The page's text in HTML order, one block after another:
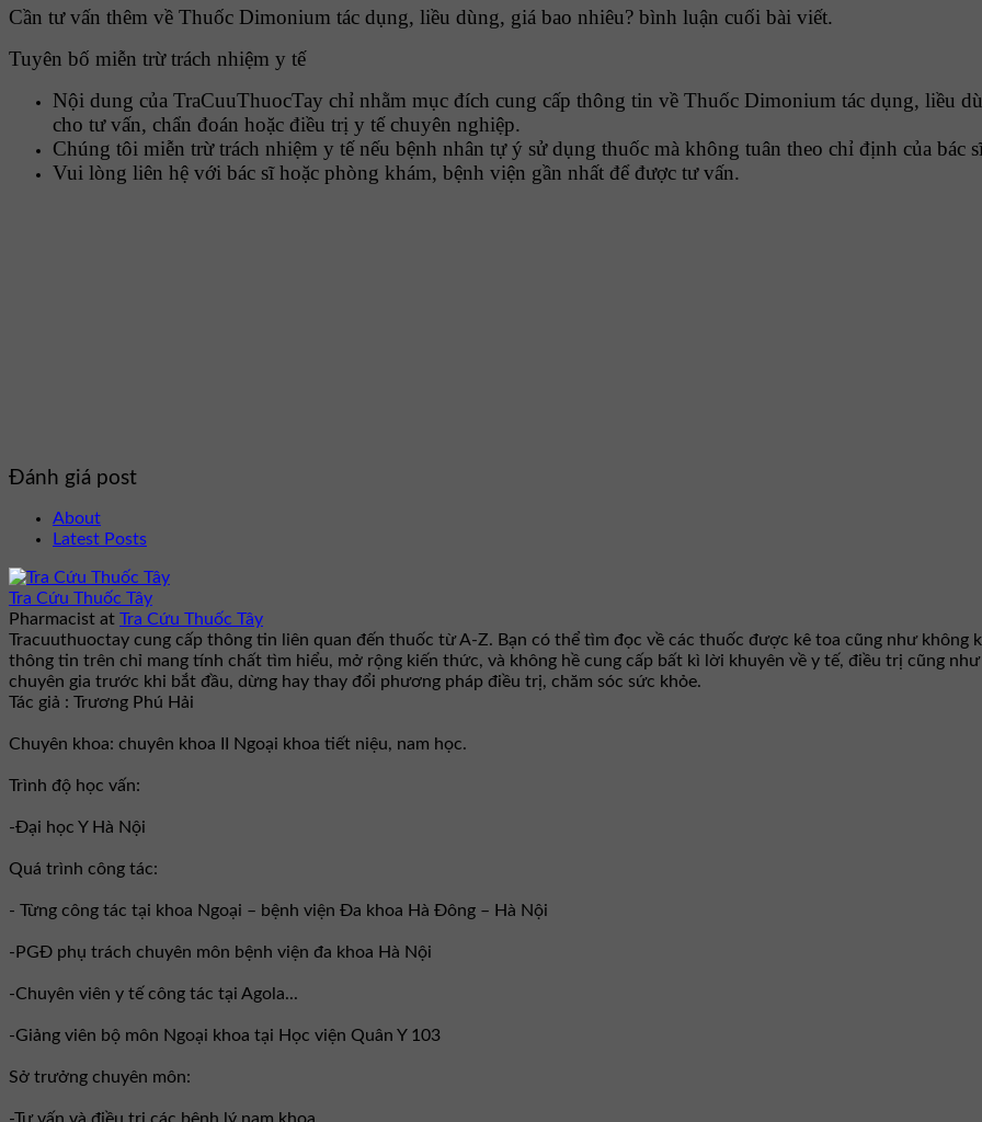
Cần tư vấn thêm về Thuốc Dimonium tác dụng, liều dùng, giá bao nhiêu? bình luận cuối bài viết.
Tuyên bố miễn trừ trách nhiệm y tế
Nội dung của TraCuuThuocTay chỉ nhằm mục đích cung cấp thông tin về Thuốc Dimonium tác dụng, liều
cho tư vấn, chẩn đoán hoặc điều trị y tế chuyên nghiệp.
Chúng tôi miễn trừ trách nhiệm y tế nếu bệnh nhân tự ý sử dụng thuốc mà không tuân theo chỉ định của bác
Vui lòng liên hệ với bác sĩ hoặc phòng khám, bệnh viện gần nhất để được tư vấn.
Đánh giá post
About
Latest Posts
Tra Cứu Thuốc Tây
Pharmacist at Tra Cứu Thuốc Tây
Tracuuthuoctay cung cấp thông tin liên quan đến thuốc từ A-Z. Bạn có thể tìm đọc về các thuốc được kê toa cũng như không
thông tin trên chỉ mang tính chất tìm hiểu, mở rộng kiến thức, và không hề cung cấp bất kì lời khuyên về y tế, điều trị cũng
chuyên gia trước khi bắt đầu, dừng hay thay đổi phương pháp điều trị, chăm sóc sức khỏe.
Tác giả : Trương Phú Hải
Chuyên khoa: chuyên khoa II Ngoại khoa tiết niệu, nam học.
Trình độ học vấn:
-Đại học Y Hà Nội
Quá trình công tác:
- Từng công tác tại khoa Ngoại – bệnh viện Đa khoa Hà Đông – Hà Nội
-PGĐ phụ trách chuyên môn bệnh viện đa khoa Hà Nội
-Chuyên viên y tế công tác tại Agola...
-Giảng viên bộ môn Ngoại khoa tại Học viện Quân Y 103
Sở trưởng chuyên môn: